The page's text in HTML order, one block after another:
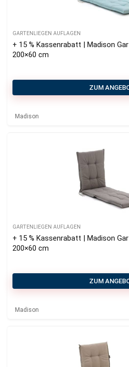
GARTENLIEGEN AUFLAGEN
+ 15 % Kassenrabatt | Madison
200×60 cm
ZUM
Madison
GARTENLIEGEN AUFLAGEN
+ 15 % Kassenrabatt | Madison
200×60 cm
ZUM
Madison